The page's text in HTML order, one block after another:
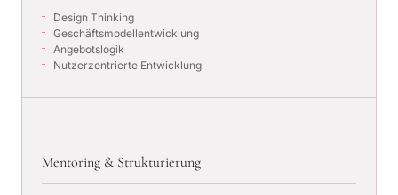
Design Thinking
Geschäftsmodellentwicklung
Angebotslogik
Nutzerzentrierte Entwicklung
Mentoring & Strukturierung